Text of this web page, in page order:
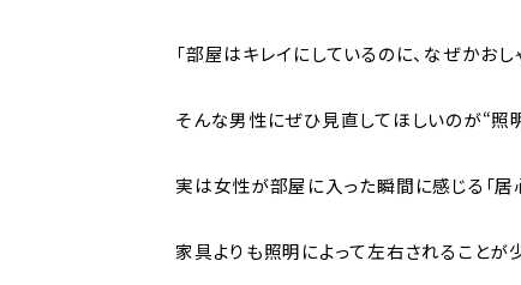
「部屋はキレイにしているのに、なぜかお
そんな男性にぜひ見直してほしいのが“照
実は女性が部屋に入った瞬間に感じる「居
家具よりも照明によって左右されることが